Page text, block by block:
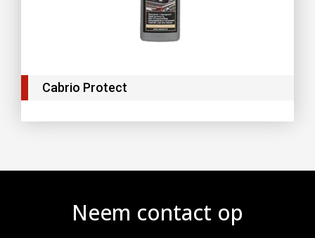
Cabrio Protect
Neem contact op